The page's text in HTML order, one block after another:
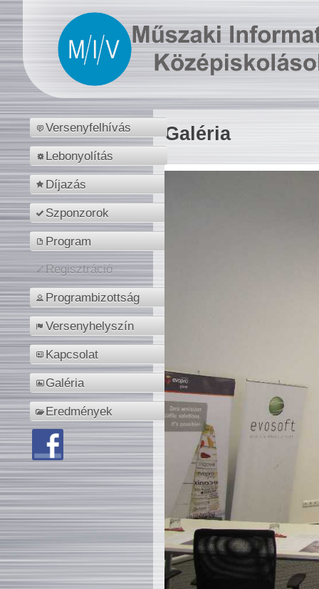
Versenyfelhívás
Lebonyolítás
Díjazás
Szponzorok
Program
Regisztráció
Programbizottság
Versenyhelyszín
Kapcsolat
Galéria
Eredmények
Galéria